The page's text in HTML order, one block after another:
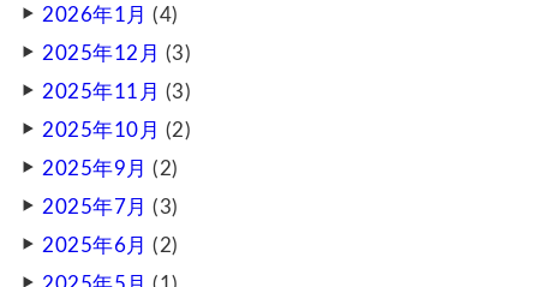
2026年1月 (4)
2025年12月 (3)
2025年11月 (3)
2025年10月 (2)
2025年9月 (2)
2025年7月 (3)
2025年6月 (2)